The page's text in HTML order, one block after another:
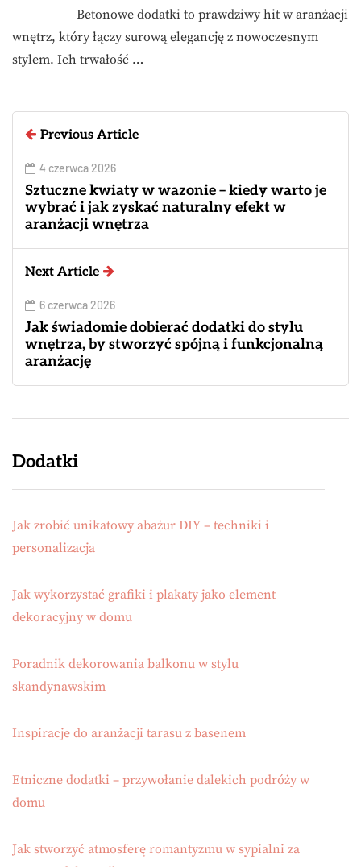
Betonowe dodatki to prawdziwy hit w aranżacji
wnętrz, który łączy surową elegancję z nowoczesnym
stylem. Ich trwałość …
Previous Article
4 czerwca 2026
Sztuczne kwiaty w wazonie – kiedy warto je
wybrać i jak zyskać naturalny efekt w
aranżacji wnętrza
Next Article
6 czerwca 2026
Jak świadomie dobierać dodatki do stylu
wnętrza, by stworzyć spójną i funkcjonalną
aranżację
Dodatki
Jak zrobić unikatowy abażur DIY – techniki i
personalizacja
Jak wykorzystać grafiki i plakaty jako element
dekoracyjny w domu
Poradnik dekorowania balkonu w stylu
skandynawskim
Inspiracje do aranżacji tarasu z basenem
Etniczne dodatki – przywołanie dalekich podróży w
domu
Jak stworzyć atmosferę romantyzmu w sypialni za